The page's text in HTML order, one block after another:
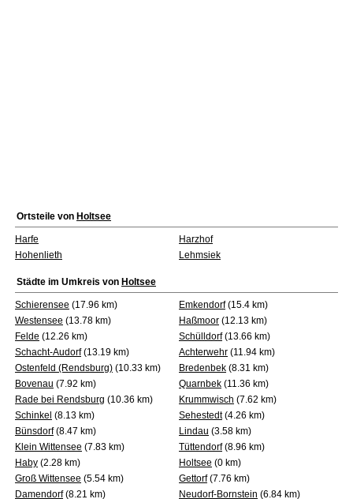
Ortsteile von Holtsee
Harfe
Harzhof
Hohenlieth
Lehmsiek
Städte im Umkreis von Holtsee
Schierensee (17.96 km) Emkendorf(15.4 km)
Westensee (13.78 km) Haßmoor (12.13 km)
Felde (12.26 km) Schülldorf(13.66 km)
Schacht-Audorf(13.19 km) Achterwehr (11.94 km)
Ostenfeld (Rendsburg) (10.33 km) Bredenbek (8.31 km)
Bovenau (7.92 km) Quarnbek (11.36 km)
Rade bei Rendsburg (10.36 km) Krummwisch (7.62 km)
Schinkel (8.13 km) Sehestedt(4.26 km)
Bünsdorf(8.47 km) Lindau (3.58 km)
Klein Wittensee (7.83 km) Tüttendorf(8.96 km)
Haby (2.28 km) Holtsee (0 km)
Groß Wittensee (5.54 km) Gettorf(7.76 km)
Damendorf(8.21 km) Neudorf-Bornstein (6.84 km)